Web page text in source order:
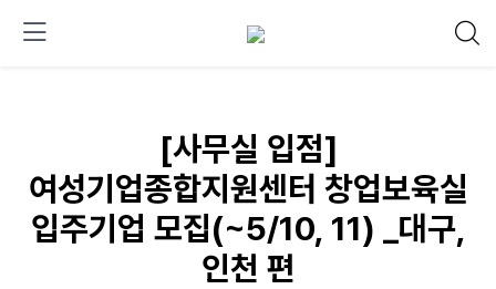
[사무실 입점]
여성기업종합지원센터 창업보육실
입주기업 모집(~5/10, 11) _대구,
인천 편